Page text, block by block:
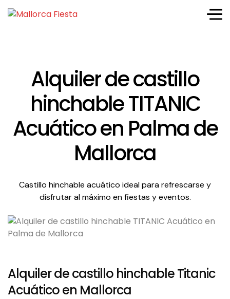
Alquiler de castillo
hinchable TITANIC
Acuático en Palma de
Mallorca
Castillo hinchable acuático ideal para refrescarse y
disfrutar al máximo en fiestas y eventos.
Alquiler de castillo hinchable Titanic
Acuático en Mallorca